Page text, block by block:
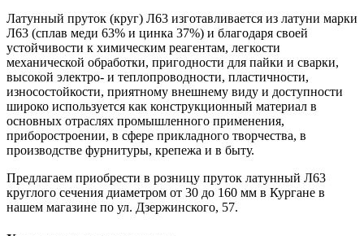
Латунный пруток (круг) Л63 изготавливается из латуни марки
Л63 (сплав меди 63% и цинка 37%) и благодаря своей
устойчивости к химическим реагентам, легкости
механической обработки, пригодности для пайки и сварки,
высокой электро- и теплопроводности, пластичности,
износостойкости, приятному внешнему виду и доступности
широко используется как конструкционный материал в
основных отраслях промышленного применения,
приборостроении, в сфере прикладного творчества, в
производстве фурнитуры, крепежа и в быту.
Предлагаем приобрести в розницу пруток латунный Л63
круглого сечения диаметром от 30 до 160 мм в Кургане в
нашем магазине по ул. Дзержинского, 57.